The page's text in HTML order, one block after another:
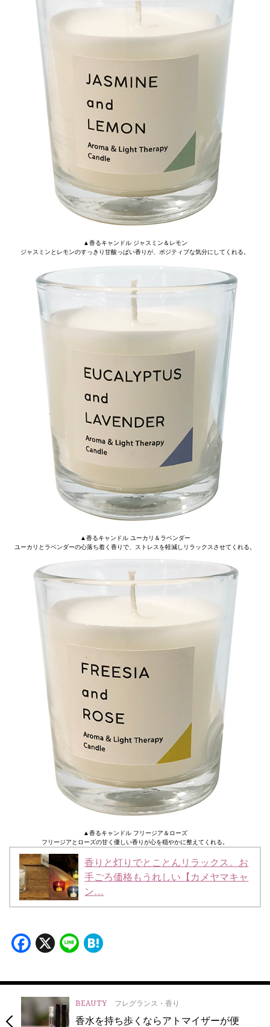
▲香るキャンドル ジャスミン＆レモン
ジャスミンとレモンのすっきり甘酸っぱい香りが、ポジティブな気分にしてくれる。
▲香るキャンドル ユーカリ＆ラベンダー
ユーカリとラベンダーの心落ち着く香りで、ストレスを軽減しリラックスさせてくれる。
▲香るキャンドル フリージア＆ローズ
フリージアとローズの甘く優しい香りが心を穏やかに整えてくれる。
香りと灯りでとことんリラックス。お
手ごろ価格もうれしい【カメヤマキャ
ン…
Facebook
X Line
BEAUTY フレグランス・香り
香水を持ち歩くならアトマイザーが便